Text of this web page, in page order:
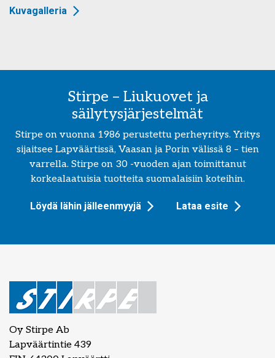
Kuvagalleria
Stirpe – Liukuovet ja
säilytysjärjestelmät
Stirpe on vuonna 1986 perustettu perheyritys. Yritys
sijaitsee Lapväärtissä, Vaasan ja Porin välissä 8 – tien
varrella. Stirpe on 30 -vuoden ajan toimittanut
korkealaatuisia tuotteita suomalaisiin koteihin.
Löydä lähin jälleenmyyjä Lataa esite
Oy Stirpe Ab
Lapväärtintie 439